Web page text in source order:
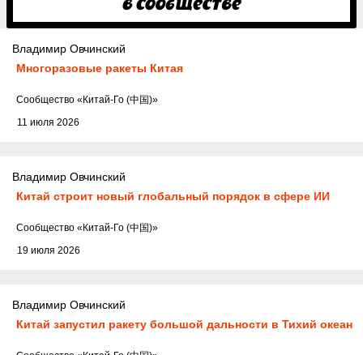
Владимир Овчинский
Многоразовые ракеты Китая
11 июля 2026
Cообщество «Китай-Го (中国)»
Владимир Овчинский
Китай строит новый глобальный порядок в сфере ИИ
19 июля 2026
Cообщество «Китай-Го (中国)»
Владимир Овчинский
Китай запустил ракету большой дальности в Тихий океан